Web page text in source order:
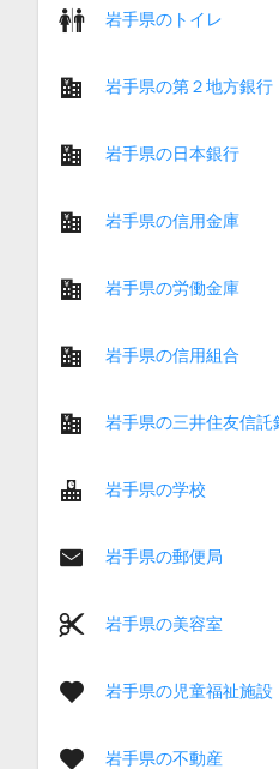
岩手県のトイレ
岩手県の第２地方銀行
岩手県の日本銀行
岩手県の信用金庫
岩手県の労働金庫
岩手県の信用組合
岩手県の三井住友信託
岩手県の学校
岩手県の郵便局
岩手県の美容室
岩手県の児童福祉施設
岩手県の不動産